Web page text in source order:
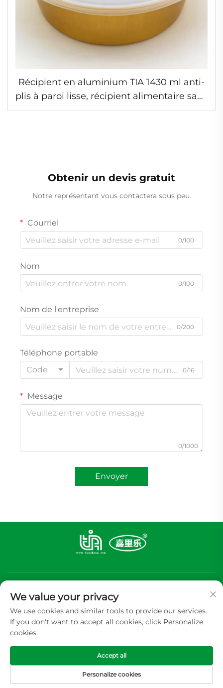
Récipient en aluminium TIA 1430 ml anti-
plis à paroi lisse, récipient alimentaire sans
pli de qualité alimentaire pour la
Obtenir un devis gratuit
Notre représentant vous contactera sous peu.
Courriel
0/100
Nom
0/100
Nom de l'entreprise
0/200
Téléphone portable
Code
0/16
Message
0/1000
Envoyer
S'abonner
Copyright © 2026 GUANGDONG TIA ALUMINUM FOIL PACKING
CP.,LTD Tous droits réservés - Politique de confidentialité
We value your privacy
We use cookies and similar tools to provide our services.
If you don't want to accept all cookies, click Personalize
cookies.
Personalize cookies
Accept all